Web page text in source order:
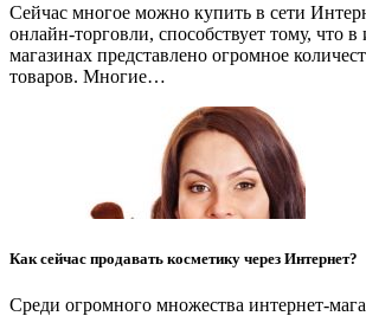
Сейчас многое можно купить в сети
онлайн-торговли, способствует тому, что в
магазинах представлено огромное
товаров. Многие…
Как сейчас продавать косметику через Интернет?
Среди огромного множества интернет-